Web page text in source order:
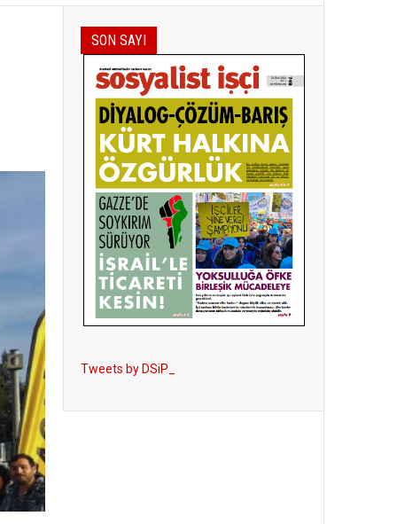
SON SAYI
Tweets by DSiP_